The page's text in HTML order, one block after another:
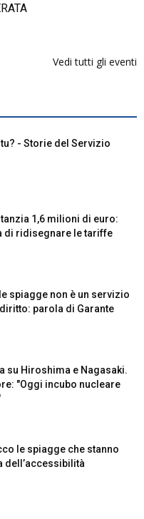
Vedi tutti gli eventi
- Storie del Servizio
1,6 milioni di euro:
di ridisegnare le tariffe
spiagge non è un servizio
parola di Garante
su Hiroshima e Nagasaki.
"Oggi incubo nucleare
le spiagge che stanno
dell’accessibilità